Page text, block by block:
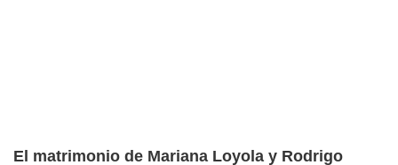
El matrimonio de Mariana Loyola y Rodrigo